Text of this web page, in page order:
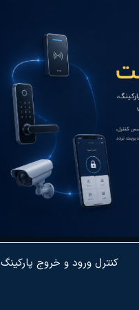
کنترل ورود و خروج پارکینگ